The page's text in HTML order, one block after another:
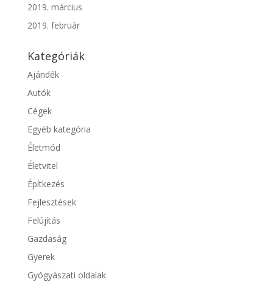
2019. március
2019. február
Kategóriák
Ajándék
Autók
Cégek
Egyéb kategória
Életmód
Életvitel
Építkezés
Fejlesztések
Felújítás
Gazdaság
Gyerek
Gyógyászati oldalak